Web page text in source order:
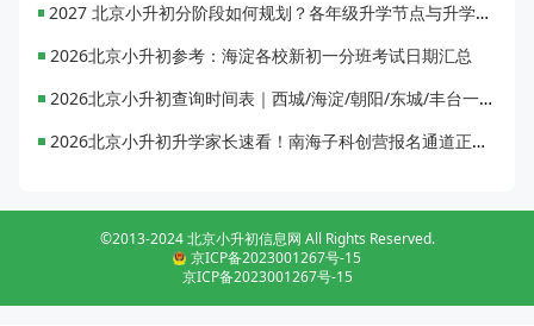
2027 北京小升初分阶段如何规划？各年级升学节点与升学通道全梳理
2026北京小升初参考：海淀各校新初一分班考试日期汇总
2026北京小升初查询时间表｜西城/海淀/朝阳/东城/丰台一键对照
2026北京小升初升学家长速看！南海子科创营报名通道正式开启
©2013-2024 北京小升初信息网 All Rights Reserved.
京ICP备2023001267号-15
京ICP备2023001267号-15